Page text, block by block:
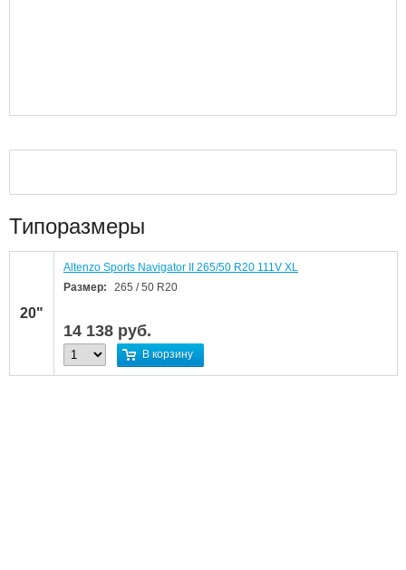
Типоразмеры
20"
Altenzo Sports Navigator II 265/50 R20 111V XL
Размер:
265 / 50 R20
14 138 руб.
В корзину